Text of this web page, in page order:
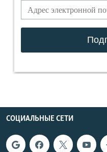
СОЦИАЛЬНЫЕ СЕТИ